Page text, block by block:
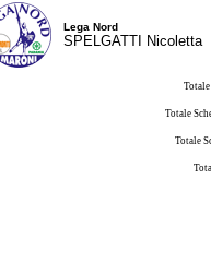
Lega Nord
SPELGATTI Nicoletta
Totale
Totale